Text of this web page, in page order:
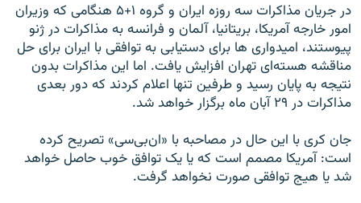
در جريان مذاکرات سه روزه ايران و گروه ۱+۵ هنگامی که وزيران
امور خارجه آمريکا، بريتانيا، آلمان و فرانسه به مذاکرات در ژنو
پيوستند، اميدواری ها برای دستيابی به توافقی با ايران برای حل
مناقشه هسته‌ای تهران افزايش يافت. اما اين مذاکرات بدون
نتیجه به پايان رسيد و طرفین تنها اعلام کردند که دور بعدی
مذاکرات در ۲۹ آبان ماه برگزار خواهد شد.
جان کری با اين حال در مصاحبه با «ان‌بی‌سی» تصريح کرده
است: آمريکا مصمم است که يا يک توافق خوب حاصل خواهد
شد یا هيج توافقی صورت نخواهد گرفت.